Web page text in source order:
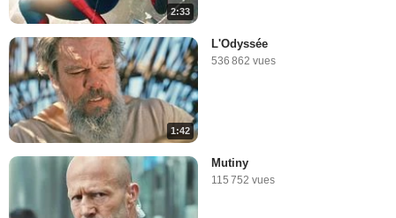
2:33
1:42
L'Odyssée
536 862 vues
Mutiny
115 752 vues